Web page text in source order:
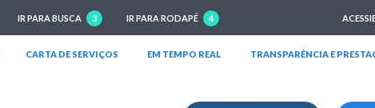
IR PARA BUSCA 3 IR PARA RODAPÉ 4
(ABRIRÁ EM NOVA JANELA)
CARTA DE SERVIÇOS (ABRIRÁ EM NOVA JANELA)
EM TEMPO REAL (ABRIRÁ EM NOVA JANELA)
TRANSPARÊNCIA E